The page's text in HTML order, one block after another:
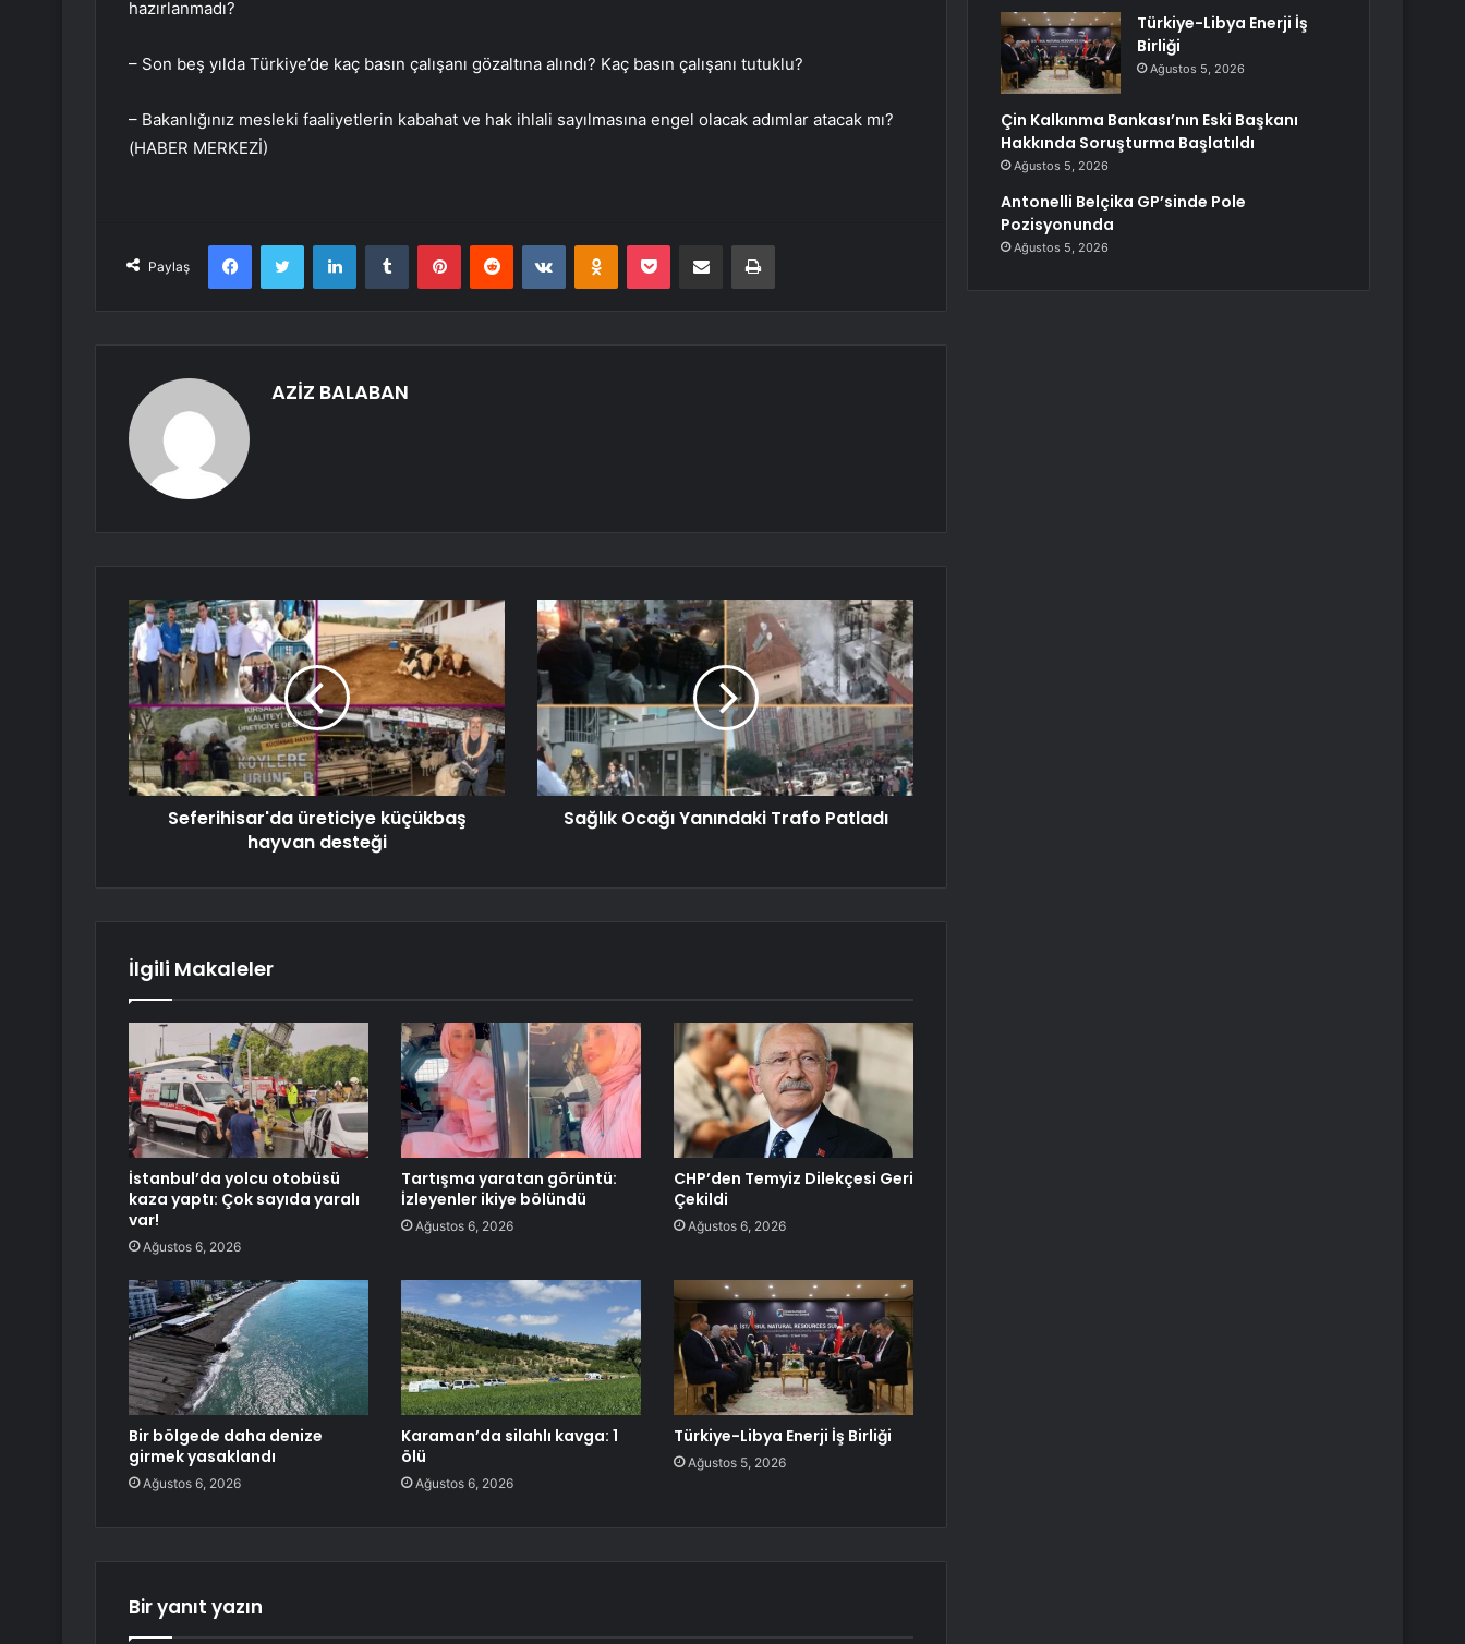
hazırlanmadı?
– Son beş yılda Türkiye’de kaç basın çalışanı gözaltına alındı? Kaç basın çalışanı tutuklu?
– Bakanlığınız mesleki faaliyetlerin kabahat ve hak ihlali sayılmasına engel olacak adımlar atacak mı?
(HABER MERKEZİ)
Paylaş
FacebookTwitter LinkedInTumblr PinterestReddit VKontakteOdnoklassniki
Pocket E-Posta ile paylaş Yazdır
AZİZ BALABAN
Seferihisar'da üreticiye küçükbaş
hayvan desteği
Sağlık Ocağı Yanındaki Trafo Patladı
İlgili Makaleler
İstanbul’da yolcu otobüsü
kaza yaptı: Çok sayıda yaralı
var!
Ağustos 6, 2026
Tartışma yaratan görüntü:
İzleyenler ikiye bölündü
Ağustos 6, 2026
CHP’den Temyiz Dilekçesi Geri
Çekildi
Ağustos 6, 2026
Bir bölgede daha denize
girmek yasaklandı
Ağustos 6, 2026
Karaman’da silahlı kavga: 1
ölü
Ağustos 6, 2026
Türkiye-Libya Enerji İş Birliği
Ağustos 5, 2026
Bir yanıt yazın
Türkiye-Libya Enerji İş
Birliği
Ağustos 5, 2026
Çin Kalkınma Bankası’nın Eski Başkanı
Hakkında Soruşturma Başlatıldı
Ağustos 5, 2026
Antonelli Belçika GP’sinde Pole
Pozisyonunda
Ağustos 5, 2026